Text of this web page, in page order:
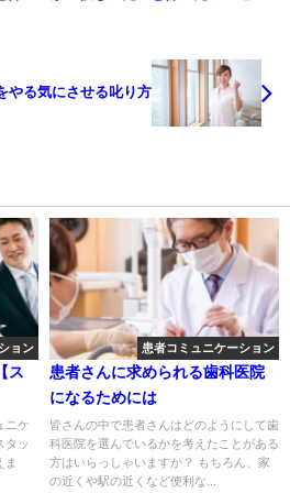
やる気にさせる叱り方
ョン
ス
ニケ
タッ
ま
患者コミュニケーション
患者さんに求められる歯科医院
になるためには
皆さんの中で患者さんはどのようにして歯
科医院を選んでいるかを考えたことがある
方はいらっしゃいますか？ もちろん、家
の近くや駅の近くなど便利な...